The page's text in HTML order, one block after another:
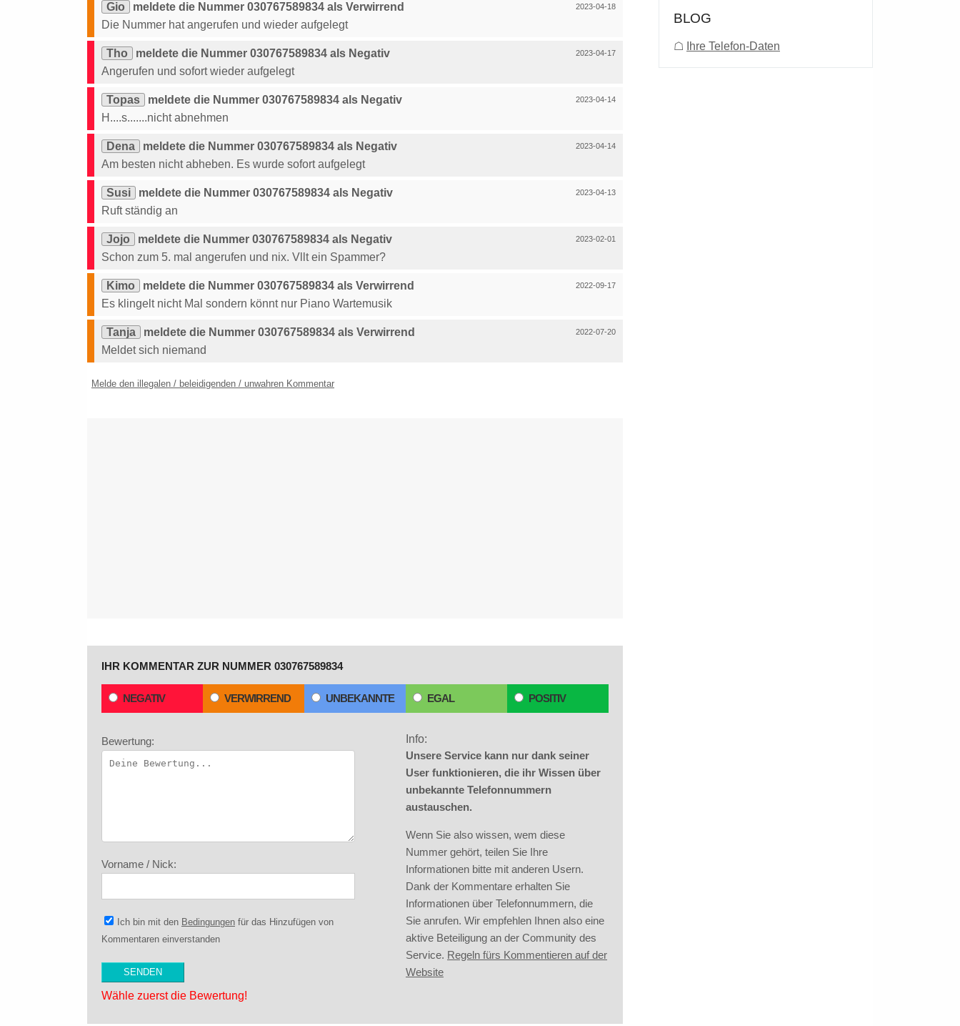
2023-04-18
Gio
meldete die Nummer 030767589834 als Verwirrend
Die Nummer hat angerufen und wieder aufgelegt
2023-04-17
Tho
meldete die Nummer 030767589834 als Negativ
Angerufen und sofort wieder aufgelegt
2023-04-14
Topas
meldete die Nummer 030767589834 als Negativ
H....s.......nicht abnehmen
2023-04-14
Dena
meldete die Nummer 030767589834 als Negativ
Am besten nicht abheben. Es wurde sofort aufgelegt
2023-04-13
Susi
meldete die Nummer 030767589834 als Negativ
Ruft ständig an
2023-02-01
Jojo
meldete die Nummer 030767589834 als Negativ
Schon zum 5. mal angerufen und nix. Vllt ein Spammer?
2022-09-17
Kimo
meldete die Nummer 030767589834 als Verwirrend
Es klingelt nicht Mal sondern könnt nur Piano Wartemusik
2022-07-20
Tanja
meldete die Nummer 030767589834 als Verwirrend
Meldet sich niemand
Melde den illegalen / beleidigenden / unwahren Kommentar
IHR KOMMENTAR ZUR NUMMER 030767589834
NEGATIV VERWIRREND UNBEKANNTE EGAL POSITIV
Bewertung:
Vorname / Nick:
Ich bin mit den Bedingungen für das Hinzufügen von
Kommentaren einverstanden
Wähle zuerst die Bewertung!
Info:
Unsere Service kann nur dank seiner
User funktionieren, die ihr Wissen über
unbekannte Telefonnummern
austauschen.
Wenn Sie also wissen, wem diese
Nummer gehört, teilen Sie Ihre
Informationen bitte mit anderen Usern.
Dank der Kommentare erhalten Sie
Informationen über Telefonnummern, die
Sie anrufen. Wir empfehlen Ihnen also eine
aktive Beteiligung an der Community des
Service. Regeln fürs Kommentieren auf der
Website
BLOG
☖ Ihre Telefon-Daten